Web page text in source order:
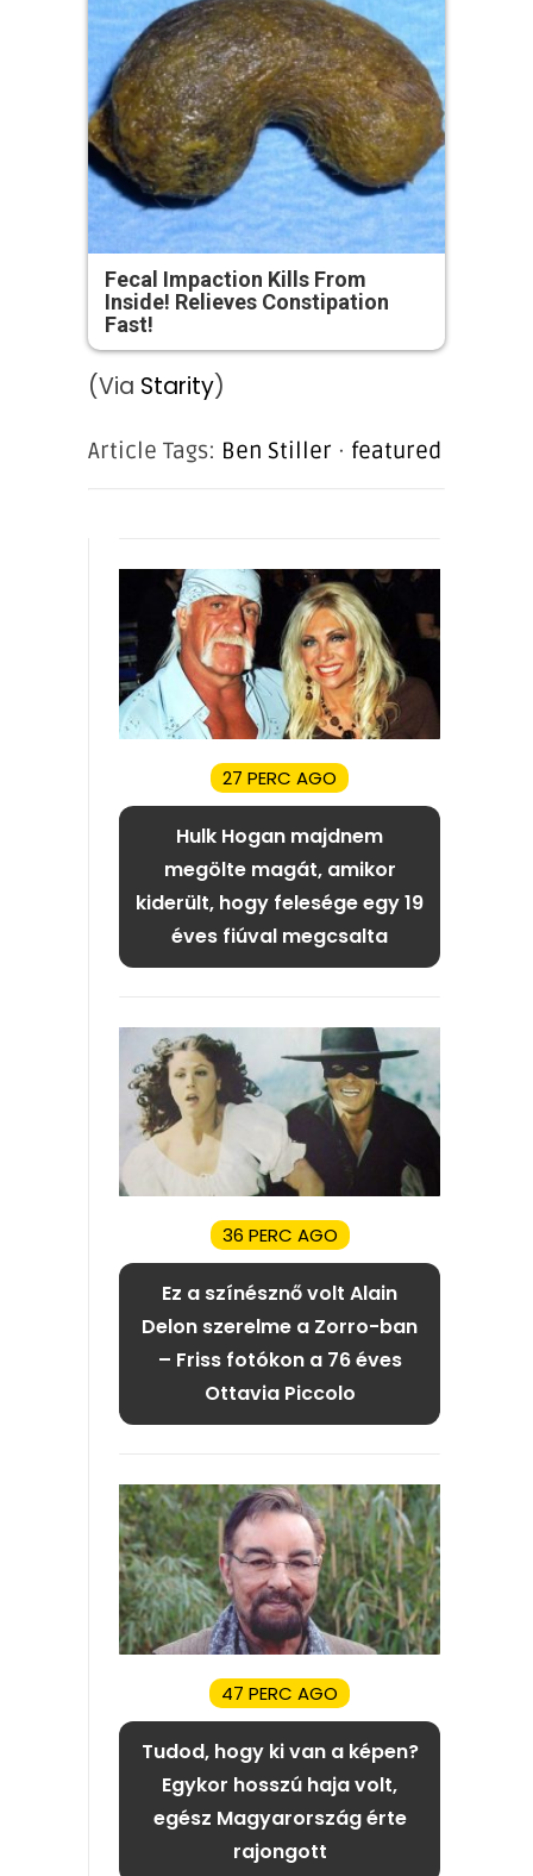
Fecal Impaction Kills From
Inside! Relieves Constipation
Fast!
(Via Starity)
Article Tags: Ben Stiller · featured
27 PERC AGO
Hulk Hogan majdnem
megölte magát, amikor
kiderült, hogy felesége egy 19
éves fiúval megcsalta
36 PERC AGO
Ez a színésznő volt Alain
Delon szerelme a Zorro-ban
– Friss fotókon a 76 éves
Ottavia Piccolo
47 PERC AGO
Tudod, hogy ki van a képen?
Egykor hosszú haja volt,
egész Magyarország érte
rajongott